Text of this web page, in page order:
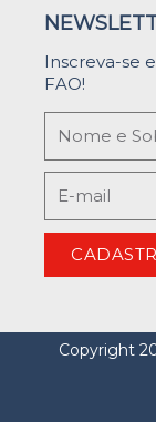
Inscreva-se
FAO!
Copyright